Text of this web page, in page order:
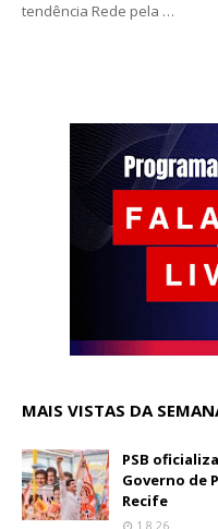
tendência Rede pela …
MAIS VISTAS DA
PSB
Governo de
Recife
1.8.26